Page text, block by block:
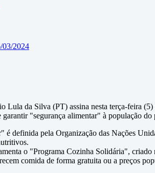
03/2024
Lula da Silva (PT) assina nesta terça-feira
garantir "segurança alimentar" à população do
é definida pela Organização das Nações
o "Programa Cozinha Solidária", criado
comida de forma gratuita ou a preços